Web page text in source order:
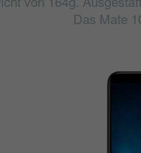
Das Mate